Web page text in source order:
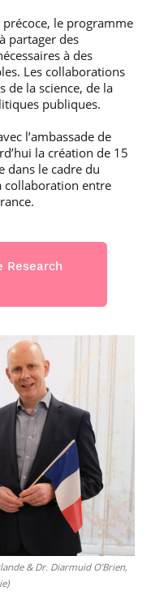
le programme
partager des
à des
Les collaborations
de la science, de la
publiques.
l’ambassade de
la création de 15
dans le cadre du
collaboration entre
Research
& Dr. Diarmuid O’Brien,